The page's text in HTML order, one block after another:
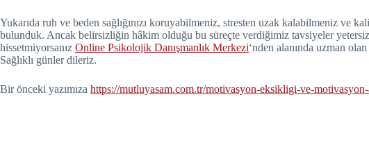
Yukarıda ruh ve beden sağlığınızı koruyabilmeniz, stresten uzak kalabilmeniz ve
bulunduk. Ancak belirsizliğin hâkim olduğu bu süreçte verdiğimiz tavsiyeler
hissetmiyorsanız Online Psikolojik Danışmanlık Merkezi‘nden alanında uzman
Sağlıklı günler dileriz.
Bir önceki yazımıza https://mutluyasam.com.tr/motivasyon-eksikligi-ve-